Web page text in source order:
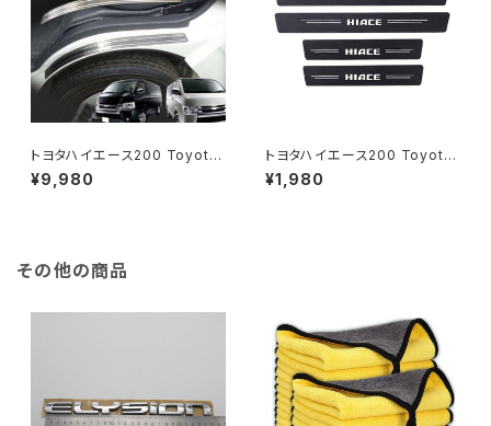
トヨタハイエース200 Toyota
hiace 200 フロントドア保護カ
バー 2004 2005 2006 2007
¥9,980
トヨタハイエース200 Toyota
hiace 200 4敷居4本の車プロ
テクターステッカー 2016 2017
¥1,980
その他の商品